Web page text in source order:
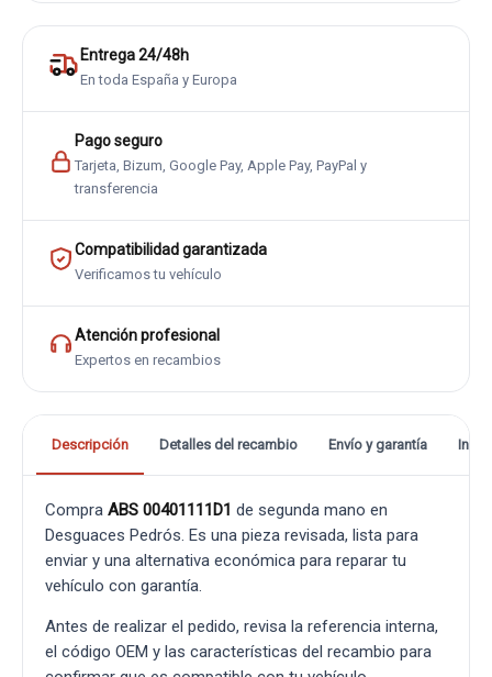
Entrega 24/48h
En toda España y Europa
Pago seguro
Tarjeta, Bizum, Google Pay, Apple Pay, PayPal y
transferencia
Compatibilidad garantizada
Verificamos tu vehículo
Atención profesional
Expertos en recambios
Descripción Detalles del recambio Envío y garantía
Compra ABS 00401111D1 de segunda mano en
Desguaces Pedrós. Es una pieza revisada, lista para
enviar y una alternativa económica para reparar tu
vehículo con garantía.
Antes de realizar el pedido, revisa la referencia interna,
el código OEM y las características del recambio para